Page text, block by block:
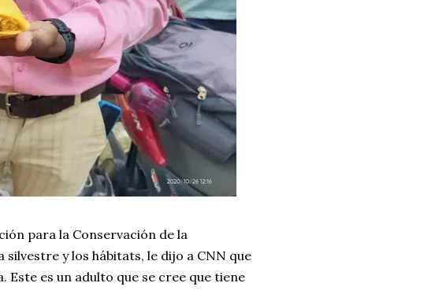
para la Conservación de la
y los hábitats, le dijo a CNN que
es un adulto que se cree que tiene